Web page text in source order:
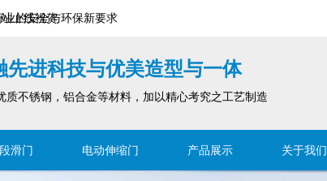
的安全与环保新要求
先进科技与优美造型与一体
质不锈钢，铝合金等材料，加以精心考究之工艺制造
滑门 电动伸缩门 产品展示 关于我们